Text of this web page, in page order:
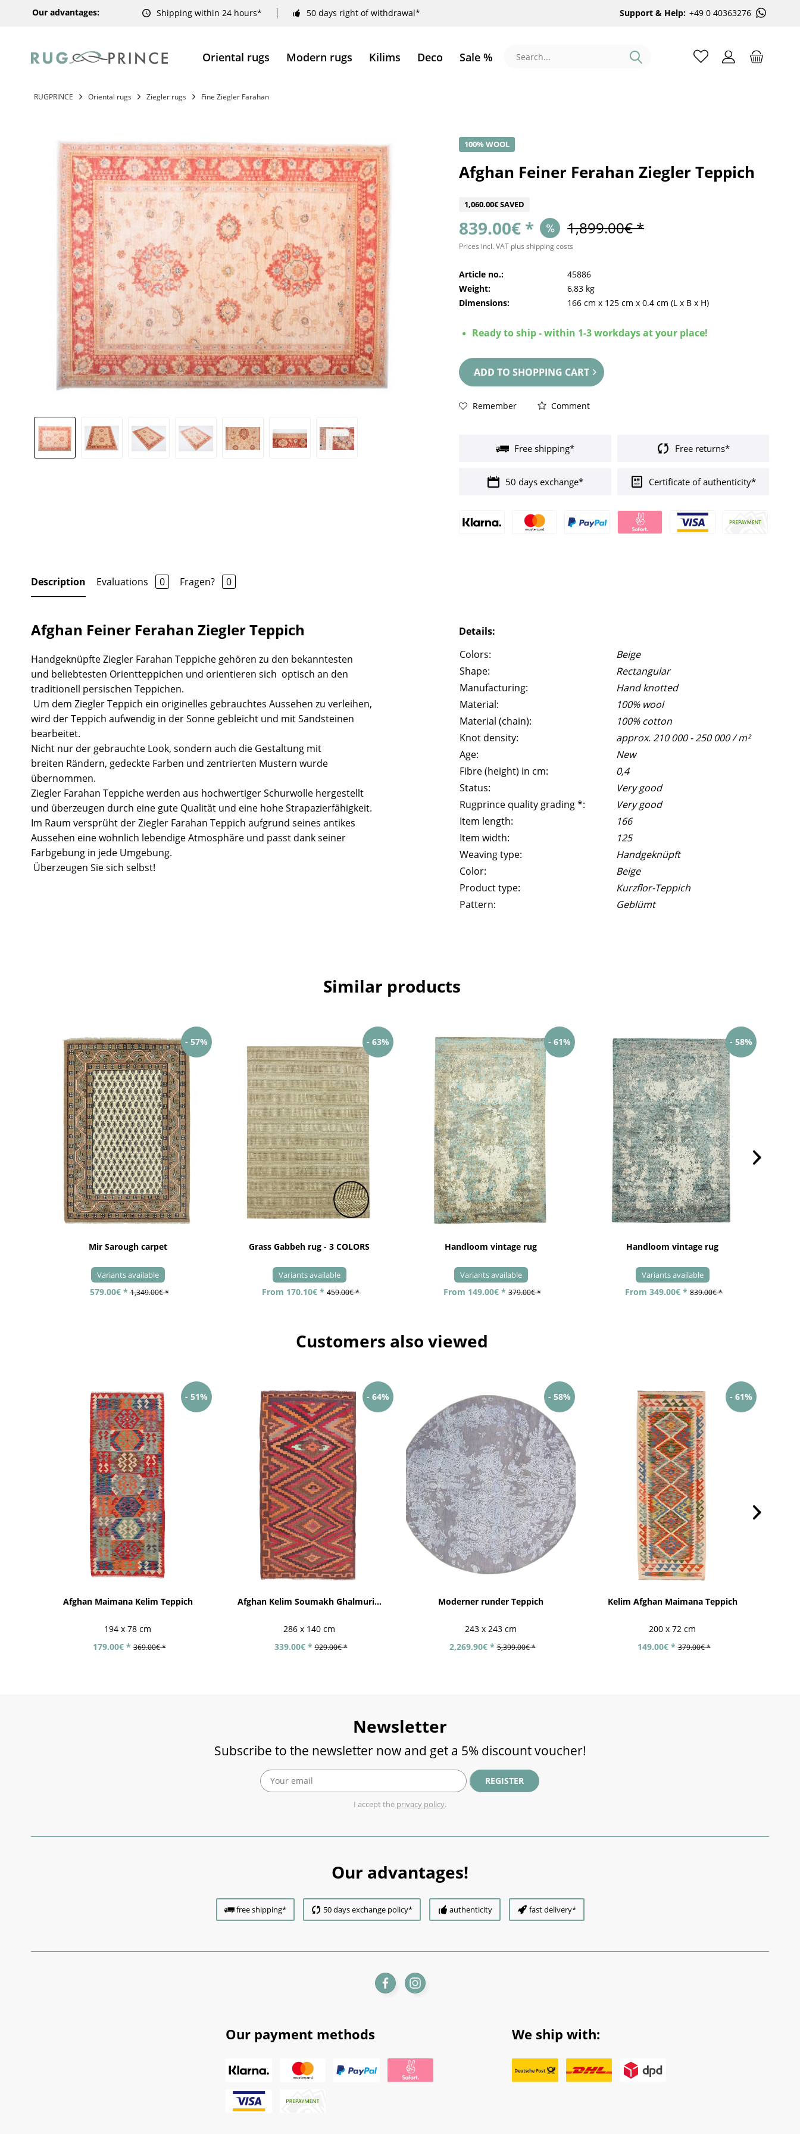
Our advantages: Shipping within 24 hours* 50 days right of withdrawal* Support & Help: +49 0 40363276
Oriental rugs Modern rugs Kilims Deco Sale %
RUGPRINCE Oriental rugs Ziegler rugs Fine Ziegler Farahan
100% WOOL
Afghan Feiner Ferahan Ziegler Teppich
1,060.00€ SAVED
839.00€ * 1,899.00€ *
Prices incl. VAT plus shipping costs
Article no.:
45886
Weight:
6,83 kg
Dimensions:
166 cm x 125 cm x0.4 cm (L x B x H)
Ready to ship - within 1-3 workdays at your place!
ADD TO SHOPPING CART
Remember Comment
Free shipping* Free returns*
50 days exchange* Certificate of authenticity*
Description Evaluations 0 Fragen? 0
Afghan Feiner Ferahan Ziegler Teppich
Handgeknüpfte Ziegler Farahan Teppiche gehören zu den bekanntesten
und beliebtesten Orientteppichen und orientieren sich optisch an den
traditionell persischen Teppichen.
Um dem Ziegler Teppich ein originelles gebrauchtes Aussehen zu verleihen,
wird der Teppich aufwendig in der Sonne gebleicht und mit Sandsteinen
bearbeitet.
Nicht nur der gebrauchte Look, sondern auch die Gestaltung mit
breiten Rändern, gedeckte Farben und zentrierten Mustern wurde
übernommen.
Ziegler Farahan Teppiche werden aus hochwertiger Schurwolle hergestellt
und überzeugen durch eine gute Qualität und eine hohe Strapazierfähigkeit.
Im Raum versprüht der Ziegler Farahan Teppich aufgrund seines antikes
Aussehen eine wohnlich lebendige Atmosphäre und passt dank seiner
Farbgebung in jede Umgebung.
Überzeugen Sie sich selbst!
Details:
Colors:
Beige
Shape:
Rectangular
Manufacturing:
Hand knotted
Material:
100% wool
Material (chain):
100% cotton
Knot density:
approx. 210 000 - 250 000 / m²
Age:
New
Fibre (height) in cm:
0,4
Status:
Very good
Rugprince quality grading *:
Very good
Item length:
166
Item width:
125
Weaving type:
Handgeknüpft
Color:
Beige
Product type:
Kurzflor-Teppich
Pattern:
Geblümt
Similar products
- 57%
Mir Sarough carpet
Variants available
579.00€ * 1,349.00€ *
- 63%
Grass Gabbeh rug - 3 COLORS
Variants available
From 170.10€ * 459.00€ *
- 61%
Handloom vintage rug
Variants available
From 149.00€ * 379.00€ *
- 58%
Handloom vintage rug
Variants available
From 349.00€ * 839.00€ *
Customers also viewed
- 51%
Afghan Maimana Kelim Teppich
194 x 78 cm
179.00€ * 369.00€ *
- 64%
Afghan Kelim Soumakh Ghalmuri...
286 x 140 cm
339.00€ * 929.00€ *
- 58%
Moderner runder Teppich
243 x 243 cm
2,269.90€ * 5,399.00€ *
- 61%
Kelim Afghan Maimana Teppich
200 x 72 cm
149.00€ * 379.00€ *
Newsletter
Subscribe to the newsletter now and get a 5% discount voucher!
REGISTER
I accept the privacy policy.
Our advantages!
free shipping* 50 days exchange policy* authenticity fast delivery*
Our payment methods We ship with: